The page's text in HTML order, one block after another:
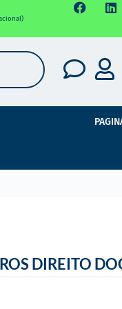
DIREITO